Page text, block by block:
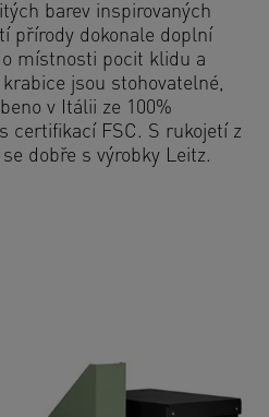
barev inspirovaných
přírody dokonale doplní
místnosti pocit klidu a
jsou stohovatelné,
v Itálii ze 100%
certifikací FSC. S rukojetí z
dobře s výrobky Leitz.